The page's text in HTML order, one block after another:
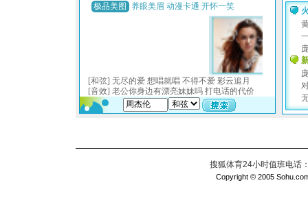
搜狐体育24小时值班电话
Copyright © 2005